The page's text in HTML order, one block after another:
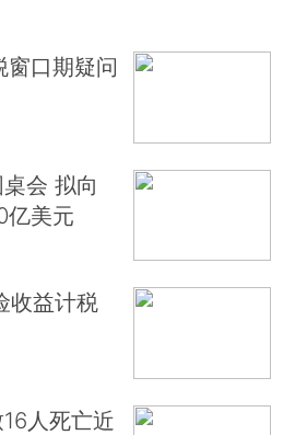
口期疑问
会 拟向
亿美元
收益计税
人死亡近